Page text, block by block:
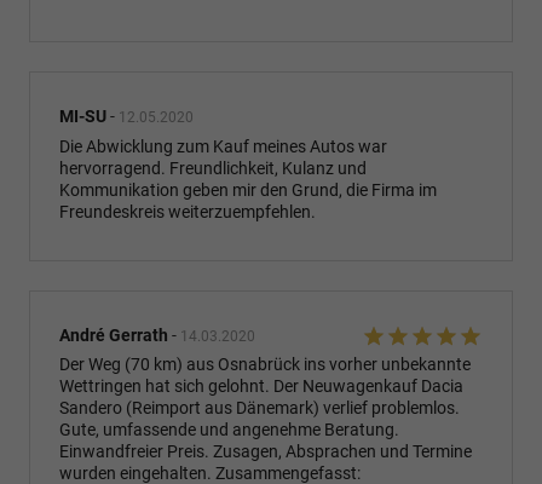
MI-SU- 12.05.2020
Die Abwicklung zum Kauf meines Autos war
hervorragend. Freundlichkeit, Kulanz und
Kommunikation geben mir den Grund, die Firma im
Freundeskreis weiterzuempfehlen.
André Gerrath - 14.03.2020
Der Weg (70 km) aus Osnabrück ins vorher unbekannte
Wettringen hat sich gelohnt. Der Neuwagenkauf Dacia
Sandero (Reimport aus Dänemark) verlief problemlos.
Gute, umfassende und angenehme Beratung.
Einwandfreier Preis. Zusagen, Absprachen und Termine
wurden eingehalten. Zusammengefasst: